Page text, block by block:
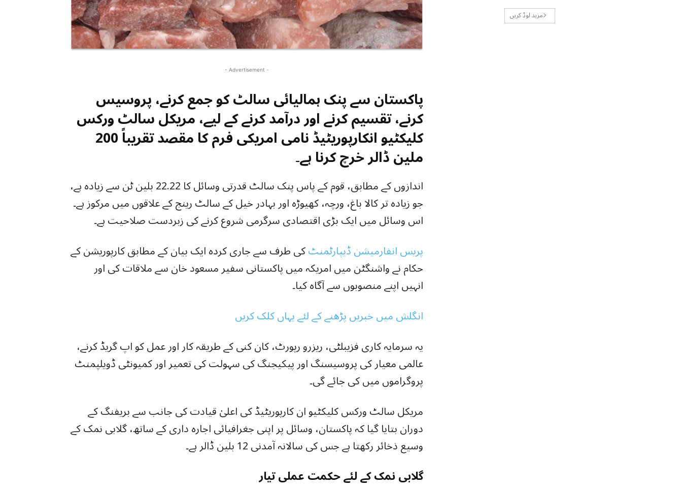
- Advertisement -
پاکستان سے پنک ہمالیائی سالٹ کو جمع کرنے، پروسیس
کرنے، تقسیم کرنے اور درآمد کرنے کے لیے، مریکل سالٹ ورکس
کلیکٹیو انکارپوریٹیڈ نامی امریکی فرم کا مقصد تقریباً 200
ملین ڈالر خرچ کرنا ہے۔
اندازوں کے مطابق، قوم کے پاس پنک سالٹ قدرتی وسائل کا 22.22 بلین ٹن سے زیادہ ہے،
جو زیادہ تر کالا باغ، ورچہ، کھیوڑہ اور بہادر خیل کے سالٹ رینج کے علاقوں میں مرکوز ہے۔
اس وسائل میں ایک بڑی اقتصادی سرگرمی شروع کرنے کی زبردست صلاحیت ہے۔
پریس انفارمیشن ڈیپارٹمنٹکی طرف سے جاری کردہ ایک بیان کے مطابق کارپوریشن کے
حکام نے واشنگٹن میں امریکہ میں پاکستانی سفیر مسعود خان سے ملاقات کی اور
انہیں اپنے منصوبوں سے آگاہ کیا۔
انگلش میں خبریں پڑھنے کے لئے یہاں کلک کریں
یہ سرمایہ کاری فزیبلٹی، ریزرو رپورٹ، کان کنی کے طریقہ کار اور عمل کو اپ گریڈ کرنے،
عالمی معیار کی پروسیسنگ اور پیکیجنگ کی سہولت کی تعمیر اور کمیونٹی ڈویلپمنٹ
پروگراموں میں کی جائے گی۔
مریکل سالٹ ورکس کلیکٹیو ان کارپوریٹیڈ کی اعلیٰ قیادت کی جانب سے بریفنگ کے
دوران بتایا گیا کہ پاکستان، وسائل پر اپنی جغرافیائی اجارہ داری کے ساتھ، گلابی نمک کے
وسیع ذخائر رکھتا ہے جس کی سالانہ آمدنی 12 بلین ڈالر ہے۔
گلابی نمک کے لئے حکمت عملی تیار
مزید لوڈ کریں